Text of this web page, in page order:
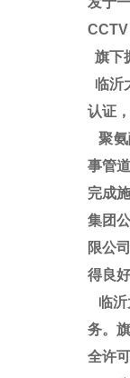
旗下
临沂
认证
聚氨
事管
完成
集团
限公
得良
临沂
务。
全许